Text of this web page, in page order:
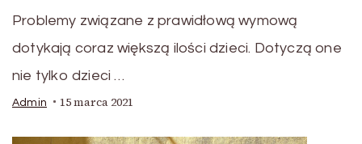
Problemy związane z prawidłową wymową
dotykają coraz większą ilości dzieci. Dotyczą one
nie tylko dzieci …
Admin 15 marca 2021